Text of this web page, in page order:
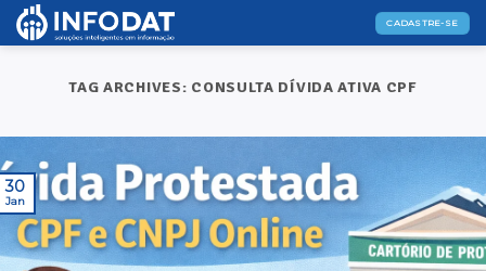
Skip
CADASTRE-SE
TAG ARCHIVES: CONSULTA DÍVIDA ATIVA CPF
30
Jan